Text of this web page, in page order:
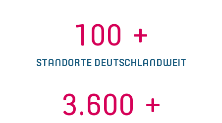
100 +
STANDORTE DEUTSCHLANDWEIT
3.600 +